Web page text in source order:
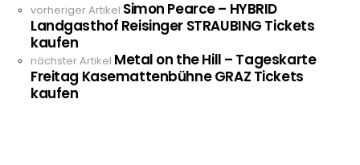
See
more
vorheriger Artikel Simon Pearce – HYBRID
Landgasthof Reisinger STRAUBING Tickets
kaufen
nächster Artikel Metal on the Hill – Tageskarte
Freitag Kasemattenbühne GRAZ Tickets
kaufen